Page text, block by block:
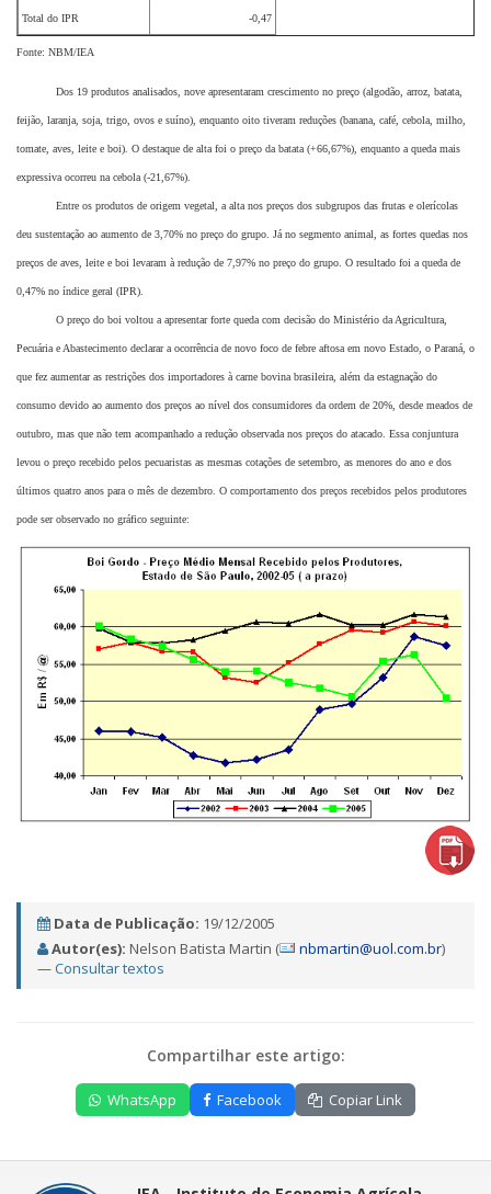
Total do IPR -0,47
Fonte: NBM/IEA
Dos 19 produtos analisados, nove apresentaram crescimento no preço (algodão, arroz, batata,
feijão, laranja, soja, trigo, ovos e suíno), enquanto oito tiveram reduções (banana, café, cebola, milho,
tomate, aves, leite e boi). O destaque de alta foi o preço da batata (+66,67%), enquanto a queda mais
expressiva ocorreu na cebola (-21,67%).
Entre os produtos de origem vegetal, a alta nos preços dos subgrupos das frutas e olerícolas
deu sustentação ao aumento de 3,70% no preço do grupo. Já no segmento animal, as fortes quedas nos
preços de aves, leite e boi levaram à redução de 7,97% no preço do grupo. O resultado foi a queda de
0,47% no índice geral (IPR).
O preço do boi voltou a apresentar forte queda com decisão do Ministério da Agricultura,
Pecuária e Abastecimento declarar a ocorrência de novo foco de febre aftosa em novo Estado, o Paraná, o
que fez aumentar as restrições dos importadores à carne bovina brasileira, além da estagnação do
consumo devido ao aumento dos preços ao nível dos consumidores da ordem de 20%, desde meados de
outubro, mas que não tem acompanhado a redução observada nos preços do atacado. Essa conjuntura
levou o preço recebido pelos pecuaristas as mesmas cotações de setembro, as menores do ano e dos
últimos quatro anos para o mês de dezembro. O comportamento dos preços recebidos pelos produtores
pode ser observado no gráfico seguinte:
Data de Publicação: 19/12/2005
Autor(es): Nelson Batista Martin ( nbmartin@uol.com.br)
—Consultar textos
Compartilhar este artigo:
WhatsApp Facebook Copiar Link